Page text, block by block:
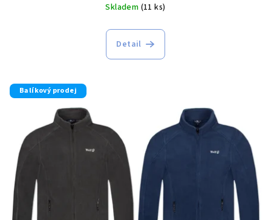
Skladem (11 ks)
Detail
Balíkový prodej